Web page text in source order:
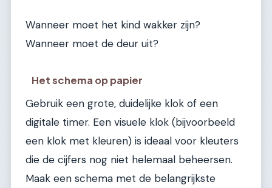
Wanneer moet het kind wakker zijn?
Wanneer moet de deur uit?
Het schema op papier
Gebruik een grote, duidelijke klok of een
digitale timer. Een visuele klok (bijvoorbeeld
een klok met kleuren) is ideaal voor kleuters
die de cijfers nog niet helemaal beheersen.
Maak een schema met de belangrijkste